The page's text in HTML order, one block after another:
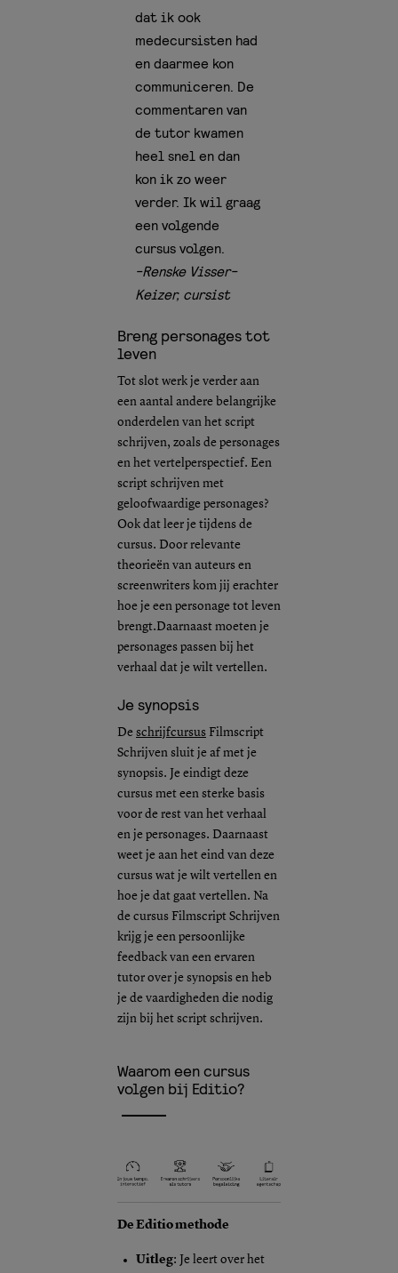
dat ik ook
medecursisten had
en daarmee kon
communiceren. De
commentaren van
de tutor kwamen
heel snel en dan
kon ik zo weer
verder. Ik wil graag
een volgende
cursus volgen.
-Renske Visser-
Keizer, cursist
Breng personages tot
leven
Tot slot werk je verder aan
een aantal andere belangrijke
onderdelen van het script
schrijven, zoals de personages
en het vertelperspectief. Een
script schrijven met
geloofwaardige personages?
Ook dat leer je tijdens de
cursus. Door relevante
theorieën van auteurs en
screenwriters kom jij erachter
hoe je een personage tot leven
brengt.Daarnaast moeten je
personages passen bij het
verhaal dat je wilt vertellen.
Je synopsis
De schrijfcursus Filmscript
Schrijven sluit je af met je
synopsis. Je eindigt deze
cursus met een sterke basis
voor de rest van het verhaal
en je personages. Daarnaast
weet je aan het eind van deze
cursus wat je wilt vertellen en
hoe je dat gaat vertellen. Na
de cursus Filmscript Schrijven
krijg je een persoonlijke
feedback van een ervaren
tutor over je synopsis en heb
je de vaardigheden die nodig
zijn bij het script schrijven.
Waarom een cursus
volgen bij Editio?
De Editio methode
Uitleg: Je leert over het